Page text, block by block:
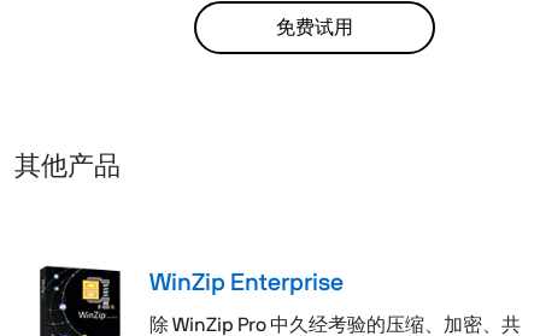
免费试用
其他产品
WinZip Enterprise
除 WinZip Pro 中久经考验的压缩、加密、共